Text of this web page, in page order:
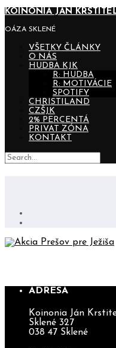
KOINONIA JÁN
OÁZA SKLENÉ
VŠETKY ČLÁNKY
O NÁS
HUDBA KJK
R: HUDBA
R: MOTIVÁCIE
SPOTIFY
CHRISTILAND
CZŠJK
2% PERCENTÁ
PRIVAT ZÓNA
KONTAKT
ADRESA
Koinonia Ján
Sklené 327
038 47 Sklené